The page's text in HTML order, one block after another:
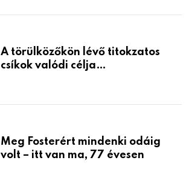
A törülközőkön lévő titokzatos
csíkok valódi célja…
Meg Fosterért mindenki odáig
volt – itt van ma, 77 évesen